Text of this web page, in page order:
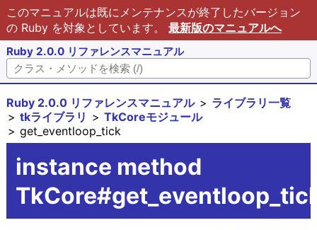
このマニュアルは既にメンテナンスが終了したバージョン
の Ruby を対象としています。 最新版のマニュアルへ
Ruby 2.0.0 リファレンスマニュアル
Ruby 2.0.0 リファレンスマニュアル
ライブラリ一覧
tkライブラリ
TkCoreモジュール
get_eventloop_tick
instance method